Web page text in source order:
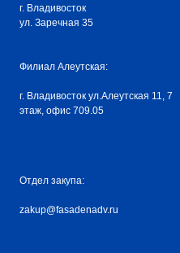
г. Владивосток
ул. Заречная 35
Филиал Алеутская:
г. Владивосток ул.Алеутская 11, 7
этаж, офис 709.05
Отдел закупа:
zakup@fasadenadv.ru